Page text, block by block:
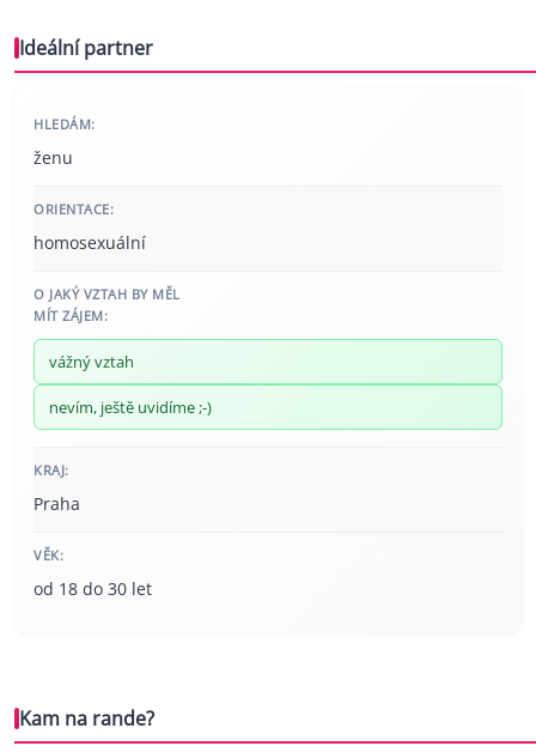
Ideální partner
HLEDÁM:
ženu
ORIENTACE:
homosexuální
O JAKÝ VZTAH BY MĚL
MÍT ZÁJEM:
vážný vztah
nevím, ještě uvidíme ;-)
KRAJ:
Praha
VĚK:
od 18 do 30 let
Kam na rande?